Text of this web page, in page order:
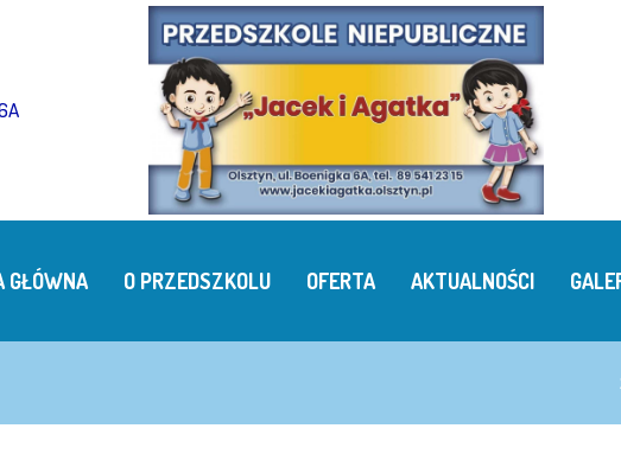
GŁÓWNA O PRZEDSZKOLU OFERTA AKTUALNOŚCI